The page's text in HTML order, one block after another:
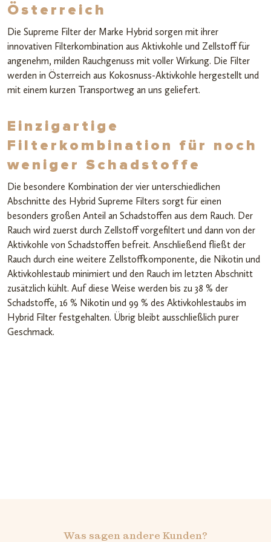
Österreich
Die Supreme Filter der Marke Hybrid sorgen mit ihrer
innovativen Filterkombination aus Aktivkohle und Zellstoff für
angenehm, milden Rauchgenuss mit voller Wirkung. Die Filter
werden in Österreich aus Kokosnuss-Aktivkohle hergestellt und
mit einem kurzen Transportweg an uns geliefert.
Einzigartige
Filterkombination für noch
weniger Schadstoffe
Die besondere Kombination der vier unterschiedlichen
Abschnitte des Hybrid Supreme Filters sorgt für einen
besonders großen Anteil an Schadstoffen aus dem Rauch. Der
Rauch wird zuerst durch Zellstoff vorgefiltert und dann von der
Aktivkohle von Schadstoffen befreit. Anschließend fließt der
Rauch durch eine weitere Zellstoffkomponente, die Nikotin und
Aktivkohlestaub minimiert und den Rauch im letzten Abschnitt
zusätzlich kühlt. Auf diese Weise werden bis zu 38 % der
Schadstoffe, 16 % Nikotin und 99 % des Aktivkohlestaubs im
Hybrid Filter festgehalten. Übrig bleibt ausschließlich purer
Geschmack.
Was sagen andere Kunden?